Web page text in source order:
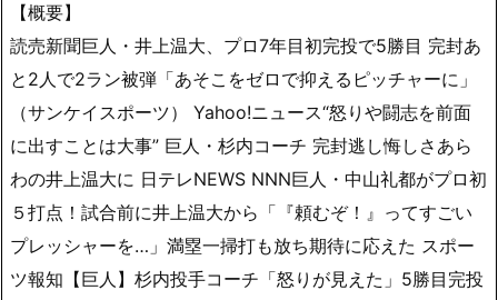
【概要】
読売新聞巨人・井上温大、プロ7年目初完投で5勝目 完封あ
と2人で2ラン被弾「あそこをゼロで抑えるピッチャーに」
（サンケイスポーツ） Yahoo!ニュース“怒りや闘志を前面
に出すことは大事” 巨人・杉内コーチ 完封逃し悔しさあら
わの井上温大に 日テレNEWS NNN巨人・中山礼都がプロ初
５打点！試合前に井上温大から「『頼むぞ！』ってすごい
プレッシャーを…」満塁一掃打も放ち期待に応えた スポー
ツ報知【巨人】杉内投手コーチ「怒りが見えた」5勝目完投